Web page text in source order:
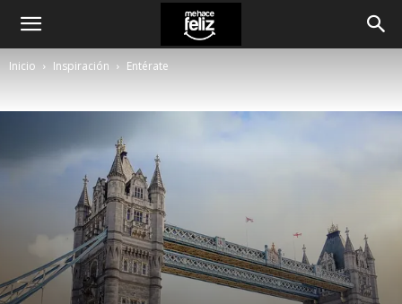
Inicio Inspiración Entérate